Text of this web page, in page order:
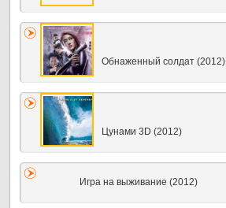
Обнаженный солдат (2012)
Цунами 3D (2012)
Игра на выживание (2012)